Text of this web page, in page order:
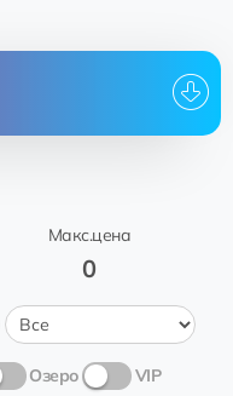
Макс.цена
0
Озеро VIP